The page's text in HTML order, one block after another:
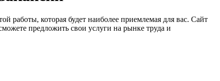
работы, которая будет наиболее приемлемая для вас. Сайт
предложить свои услуги на рынке труда и